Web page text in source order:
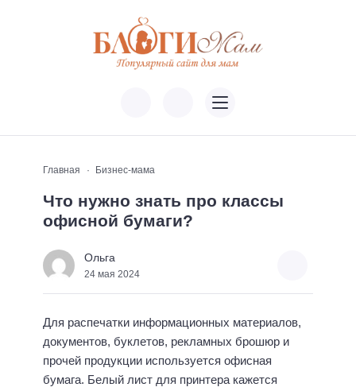
Главная Бизнес-мама
Что нужно знать про классы
офисной бумаги?
Ольга
24 мая 2024
Для распечатки информационных материалов,
документов, буклетов, рекламных брошюр и
прочей продукции используется офисная
бумага. Белый лист для принтера кажется